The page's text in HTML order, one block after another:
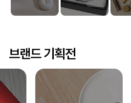
브랜드 기획전